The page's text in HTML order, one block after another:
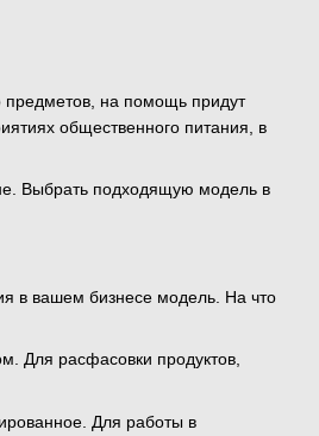
предметов, на помощь придут
общественного питания, в
Выбрать подходящую модель в
в вашем бизнесе модель. На что
Для расфасовки продуктов,
Для работы в